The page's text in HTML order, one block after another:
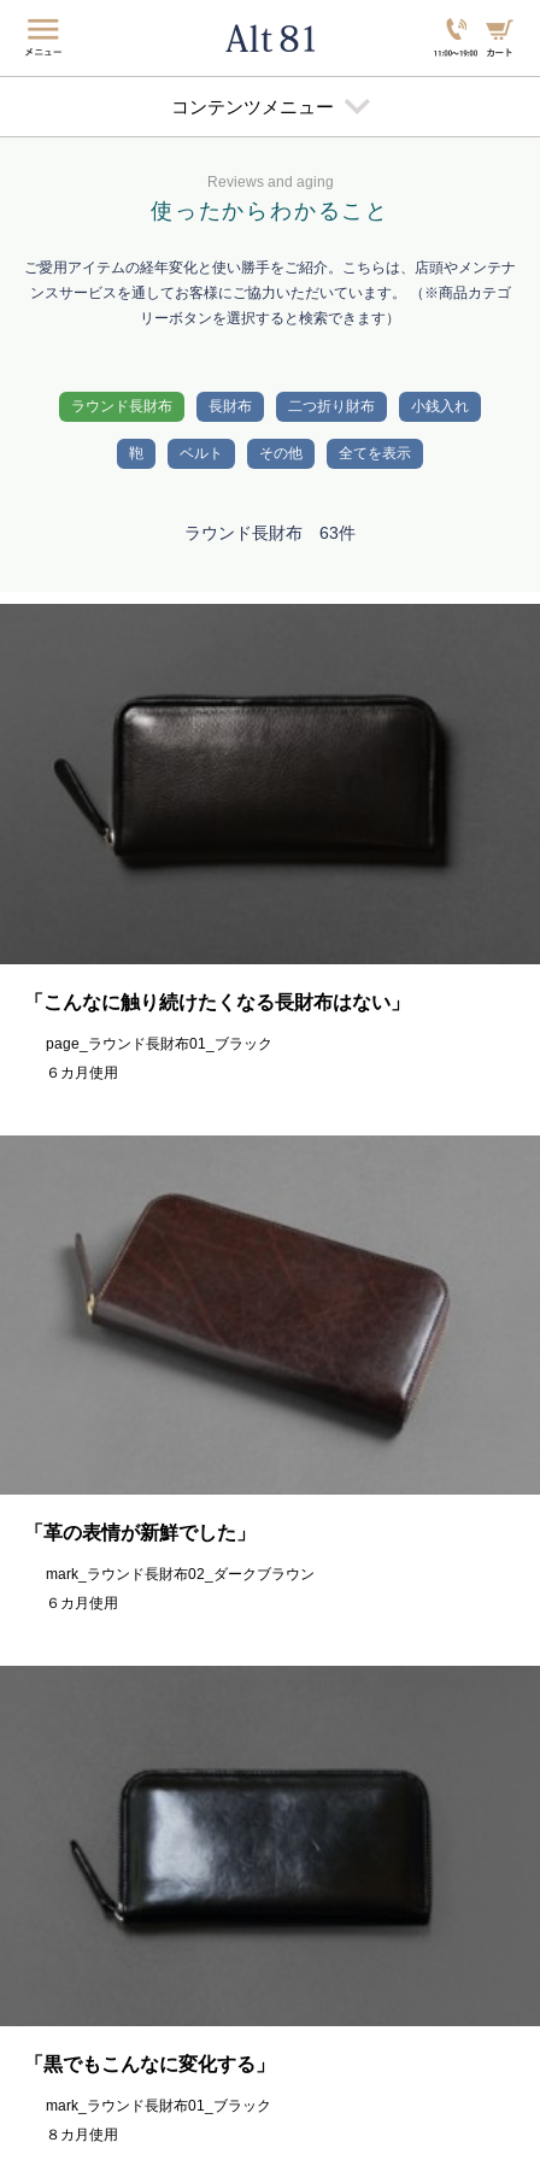
コンテンツメニュー
Reviews and aging
使ったから わかること
ご愛用アイテムの経年変化と使い勝手をご紹介。こちらは、店頭やメンテナ
ンスサービスを通してお客様にご協力いただいています。 （※商品カテゴ
リーボタンを選択すると検索できます）
ラウンド長財布 長財布 二つ折り財布 小銭入れ
鞄 ベルト その他 全てを表示
ラウンド長財布 63件
「こんなに触り続けたくなる長財布はない」
page_ラウンド長財布01_ブラック
６カ月使用
「革の表情が新鮮でした」
mark_ラウンド長財布02_ダークブラウン
６カ月使用
「黒でもこんなに変化する」
mark_ラウンド長財布01_ブラック
８カ月使用